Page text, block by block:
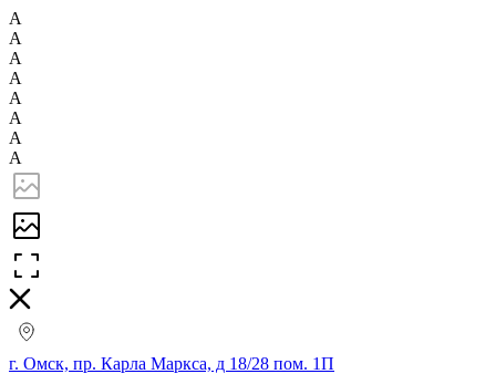
А
А
А
А
А
А
А
А
г. Омск, пр. Карла Маркса, д 18/28 пом. 1П